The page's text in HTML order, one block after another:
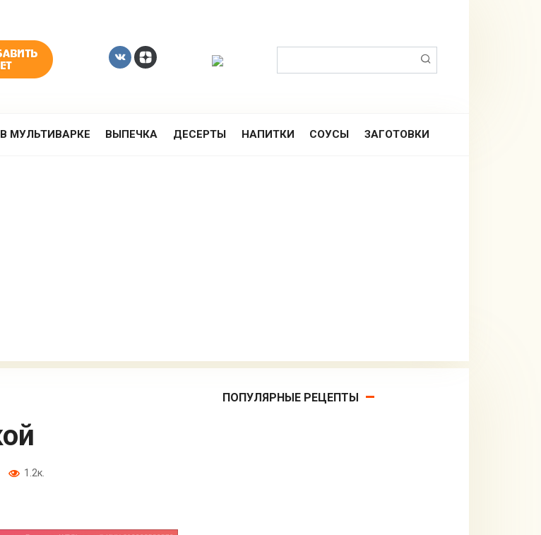
В МУЛЬТИВАРКЕ ВЫПЕЧКА ДЕСЕРТЫ НАПИТКИ СОУСЫ ЗАГОТОВКИ
1.2к.
ПОПУЛЯРНЫЕ РЕЦЕПТЫ